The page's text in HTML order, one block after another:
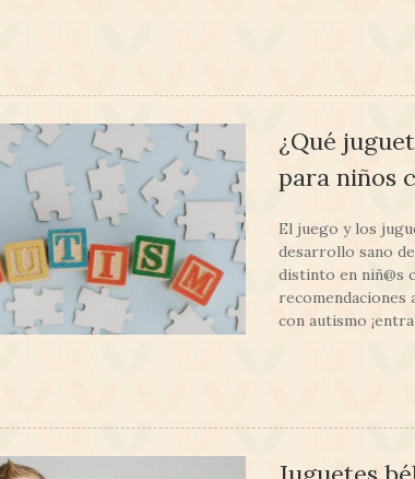
¿Qué
para niños
El juego y los
desarrollo sano
distinto en niñ@s
recomendaciones
con autismo